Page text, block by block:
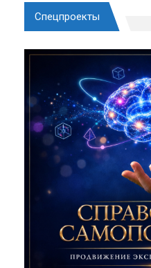
Спецпроекты